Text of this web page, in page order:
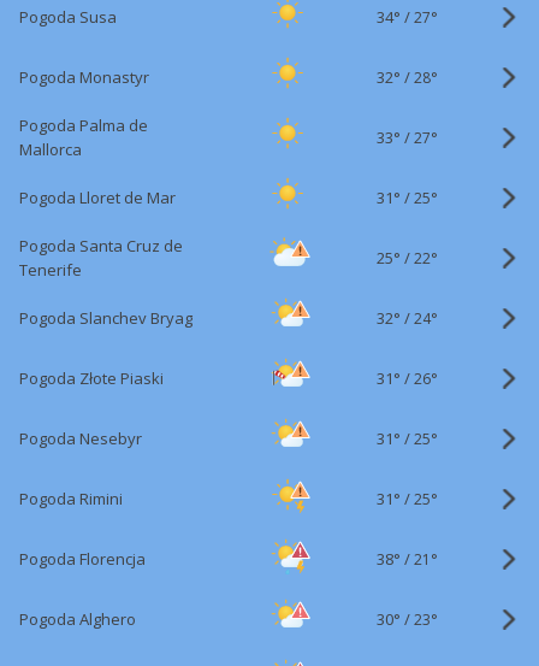
Pogoda Susa 34° /27°
Pogoda Monastyr 32° /28°
Pogoda Palma de
Mallorca
33° /27°
Pogoda Lloret de Mar 31° /25°
Pogoda Santa Cruz de
Tenerife
25° /22°
Pogoda Slanchev Bryag 32° /24°
Pogoda Złote Piaski 31° /26°
Pogoda Nesebyr 31° /25°
Pogoda Rimini 31° /25°
Pogoda Florencja 38° /21°
Pogoda Alghero 30° /23°